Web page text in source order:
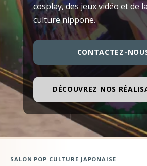
cosplay, des jeux vidéo et de
culture nippone.
CONTACTEZ-
DÉCOUVREZ NOS
SALON POP CULTURE JAPONAISE